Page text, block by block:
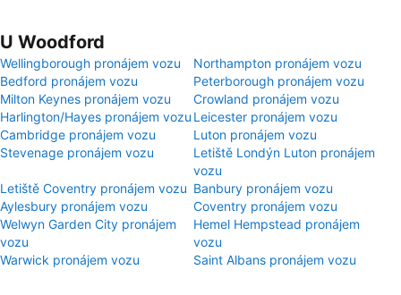
U Woodford
Wellingborough pronájem vozu
Northampton pronájem vozu
Bedford pronájem vozu
Peterborough pronájem vozu
Milton Keynes pronájem vozu
Crowland pronájem vozu
Harlington/Hayes pronájem vozu Leicester pronájem vozu
Cambridge pronájem vozu
Luton pronájem vozu
Stevenage pronájem vozu
Letiště Londýn Luton pronájem
vozu
Letiště Coventry pronájem vozu Banbury pronájem vozu
Aylesbury pronájem vozu
Coventry pronájem vozu
Welwyn Garden City pronájem
vozu
Hemel Hempstead pronájem
vozu
Warwick pronájem vozu
Saint Albans pronájem vozu